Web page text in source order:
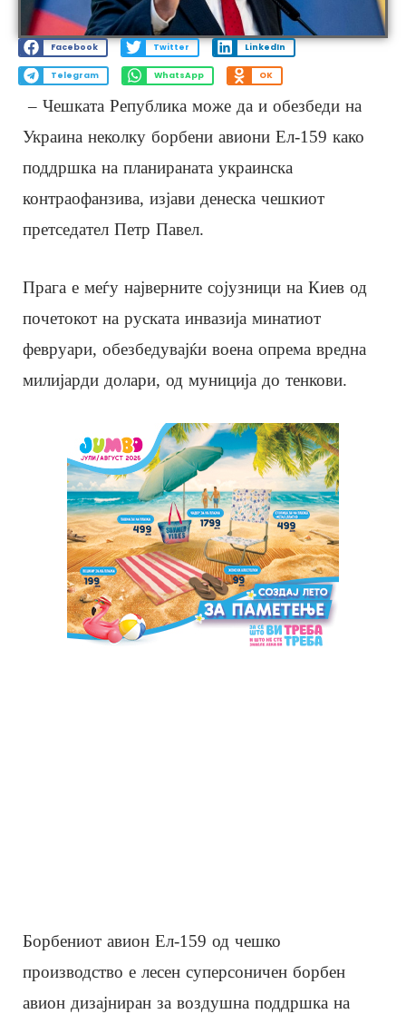
Facebook Twitter LinkedIn
Telegram WhatsApp OK
– Чешката Република може да и обезбеди на
Украина неколку борбени авиони Ел-159 како
поддршка на планираната украинска
контраофанзива, изјави денеска чешкиот
претседател Петр Павел.
Прага е меѓу најверните сојузници на Киев од
почетокот на руската инвазија минатиот
февруари, обезбедувајќи воена опрема вредна
милијарди долари, од муниција до тенкови.
Борбениот авион Ел-159 од чешко
производство е лесен суперсоничен борбен
авион дизајниран за воздушна поддршка на